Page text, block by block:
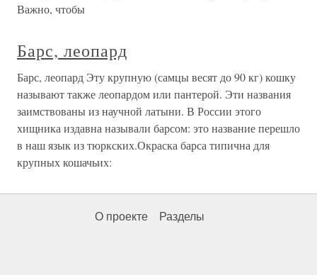
Важно, чтобы
Барс, леопард
Барс, леопард Эту крупную (самцы весят до 90 кг) кошку
называют также леопардом или пантерой. Эти названия
заимствованы из научной латыни. В России этого
хищника издавна называли барсом: это название перешло
в наш язык из тюркских.Окраска барса типична для
крупных кошачьих:
О проекте Разделы